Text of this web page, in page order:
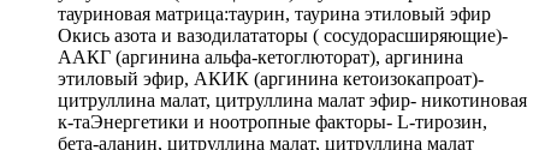
тауриновая матрица:таурин, таурина этиловый эфир
Окись азота и вазодилататоры ( сосудорасширяющие)-
ААКГ (аргинина альфа-кетоглюторат), аргинина
этиловый эфир, АКИК (аргинина кетоизокапроат)-
цитруллина малат, цитруллина малат эфир- никотиновая
к-таЭнергетики и ноотропные факторы- L-тирозин,
бета-аланин, цитруллина малат, цитруллина малат